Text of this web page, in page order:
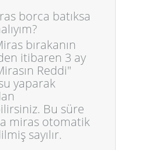
borca batıksa
bırakanın
itibaren 3 ay
Reddi"
yaparak
Bu süre
miras otomatik
sayılır.